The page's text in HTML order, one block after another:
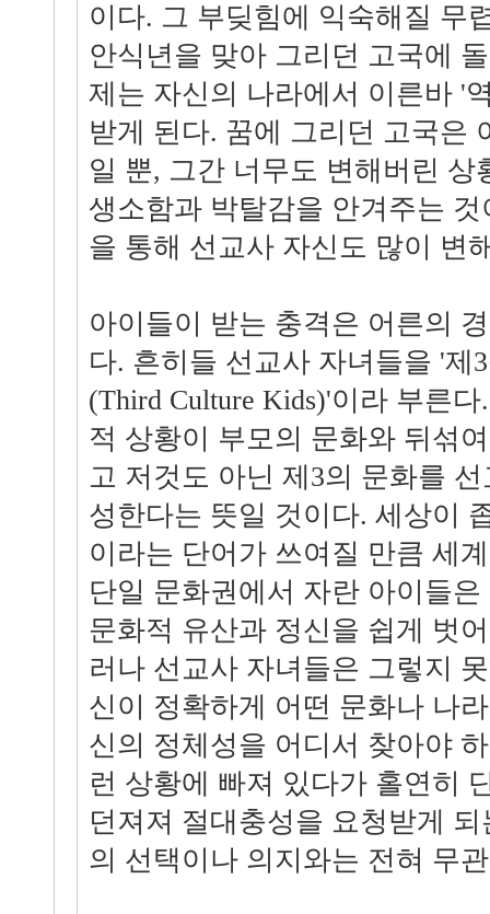
이다. 그 부딪힘에 익숙해질 무
안식년을 맞아 그리던 고국에
제는 자신의 나라에서 이른바 '
받게 된다. 꿈에 그리던 고국은
일 뿐, 그간 너무도 변해버린 상
생소함과 박탈감을 안겨주는
을 통해 선교사 자신도 많이 변
아이들이 받는 충격은 어른의
다. 흔히들 선교사 자녀들을 '제
(Third Culture Kids)'이라 부른
적 상황이 부모의 문화와 뒤섞
고 저것도 아닌 제3의 문화를
성한다는 뜻일 것이다. 세상이
이라는 단어가 쓰여질 만큼 세
단일 문화권에서 자란 아이들
문화적 유산과 정신을 쉽게 벗
러나 선교사 자녀들은 그렇지
신이 정확하게 어떤 문화나 나
신의 정체성을 어디서 찾아야
런 상황에 빠져 있다가 홀연히
던져져 절대충성을 요청받게
의 선택이나 의지와는 전혀 무